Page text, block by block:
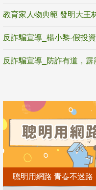
反詐騙宣導_楊小黎-假投
聰明用網路 青春不迷路